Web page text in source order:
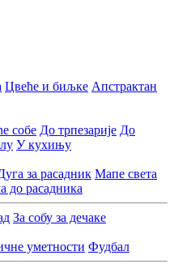
Цвеће и биљке Апстрактан
собе До трпезарије До
У кухињу
за расадник Мапе света
до расадника
За собу за дечаке
уметности Фудбал